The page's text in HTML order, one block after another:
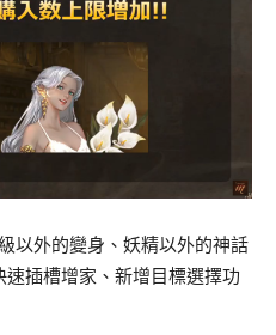
以外的變身、妖精以外的神話
插槽增家、新增目標選擇功